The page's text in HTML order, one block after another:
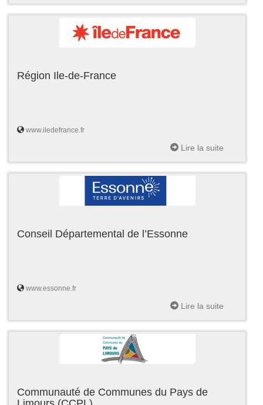
Région Ile-de-France
www.iledefrance.fr
Lire la suite
Conseil Départemental de l’Essonne
www.essonne.fr
Lire la suite
Communauté de Communes du Pays de